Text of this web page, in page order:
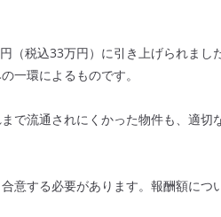
税込33万円）に引き上げられました
一環によるものです。
で流通されにくかった物件も、適
する必要があります。報酬額につ